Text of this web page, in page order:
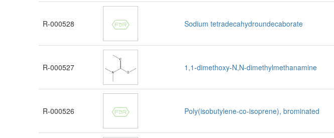
R-000528 Sodium tetradecahydroundecaborate
R-000527 1,1-dimethoxy-N,N-dimethylmethanamine
R-000526 Poly(isobutylene-co-isoprene), brominated